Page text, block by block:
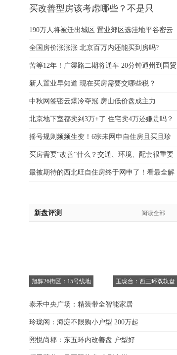
林女士:136****3668
郑先生:136****9618
魏女士:138****0324
吴先生:139****9780
蔡女士:138****2322
魏女士:183****9105
钱先生:139****7316
姚先生:137****6367
于女士:182****8478
买改善型房该考虑哪些？不是只
190万人将被迁出城区 置业郊区选洼地平谷密云
全国房价涨涨涨 北京百万内还能买到房吗?
苦等12年！广渠路二期将通车 20分钟通州到国贸
新人置业早知道 现在买房需要交哪些税？
中秋网签密云爆冷夺冠 房山低价盘成主力
北京地下室都卖到3万+了 住宅卖4万还嫌贵吗？
摇号规则频频生变！6宗未网申自住房且买且珍
惜
买房需要“改善”什么？交通、环境、配套很重要
最被期待的西北旺自住房终于网申了！看最全解
新盘评测 阅读全部
旭辉26街区：15号线地 玉珑台：西三环双轨盘
泰禾中央广场：精装带全智能家居
玲珑阁：海淀不限购小户型 200万起
熙悦尚郡：东五环内改善盘 户型好